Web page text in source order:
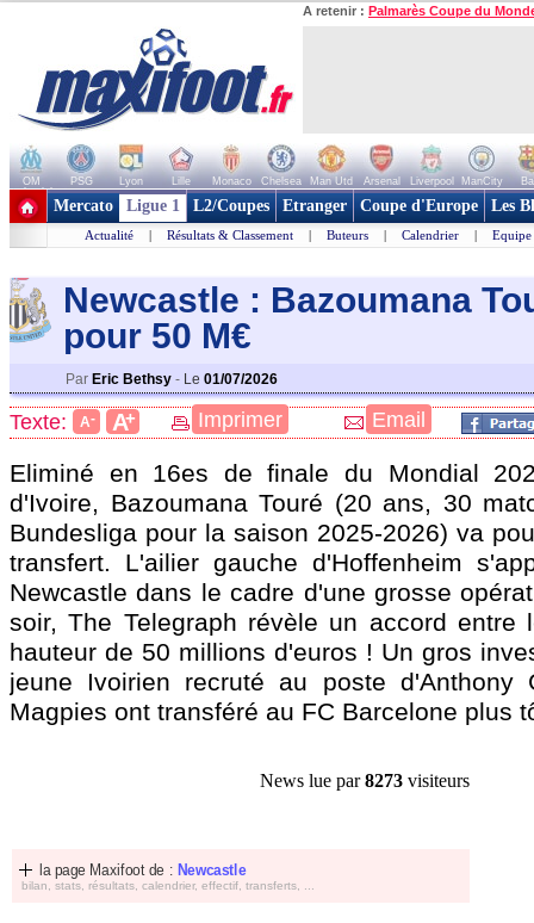
A retenir : Palmarès Coupe du
OM PSG Lyon Lille Monaco Chelsea Man Utd Arsenal Liverpool ManCity
+ de clubs
Mercato Ligue 1 L2/Coupes Etranger Coupe d'Europe Les
Actualité | Résultats & Classement | Buteurs | Calendrier | Equipe
Newcastle : Bazoumana
pour 50 M€
Par Eric Bethsy - Le 01/07/2026
Texte: A- A+ Imprimer Email
Eliminé en 16es de finale du Mondial
d'Ivoire, Bazoumana Touré (20 ans, 30
Bundesliga pour la saison 2025-2026) va
transfert. L'ailier gauche d'Hoffenheim
Newcastle dans le cadre d'une grosse
soir, The Telegraph révèle un accord entre
hauteur de 50 millions d'euros ! Un gros
jeune Ivoirien recruté au poste d'Anthony
Magpies ont transféré au FC Barcelone plus
News lue par8273 visiteurs
la page Maxifoot de : Newcastle
bilan, stats, résultats, calendrier, effectif, transferts, ...